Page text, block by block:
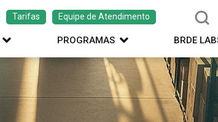
Tarifas Equipe de Atendimento
PROGRAMAS BRDE